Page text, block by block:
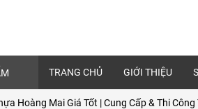
TRANG CHỦ GIỚI THIỆU
Hoàng Mai Giá Tốt | Cung Cấp & Thi Công